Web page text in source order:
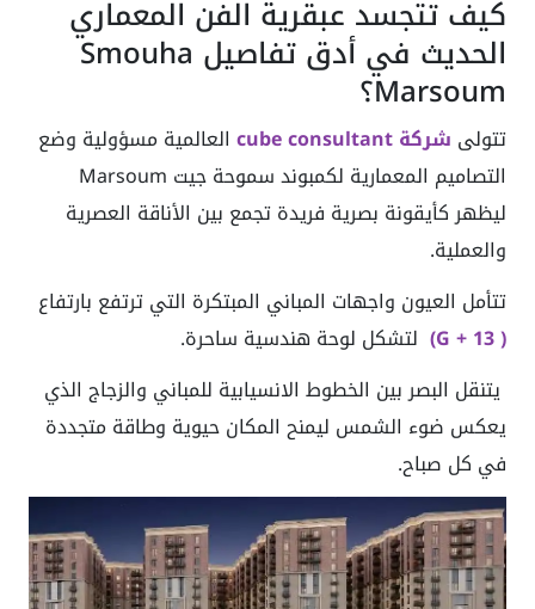
كيف تتجسد عبقرية الفن المعماري
الحديث في أدق تفاصيل Smouha
Marsoum؟
تتولى شركة cube consultant
العالمية مسؤولية وضع
التصاميم المعمارية لكمبوند سموحة جيت Marsoum
ليظهر كأيقونة بصرية فريدة تجمع بين الأناقة العصرية
والعملية.
تتأمل العيون واجهات المباني المبتكرة التي ترتفع بارتفاع
( G + 13)
لتشكل لوحة هندسية ساحرة.
يتنقل البصر بين الخطوط الانسيابية للمباني والزجاج الذي
يعكس ضوء الشمس ليمنح المكان حيوية وطاقة متجددة
في كل صباح.